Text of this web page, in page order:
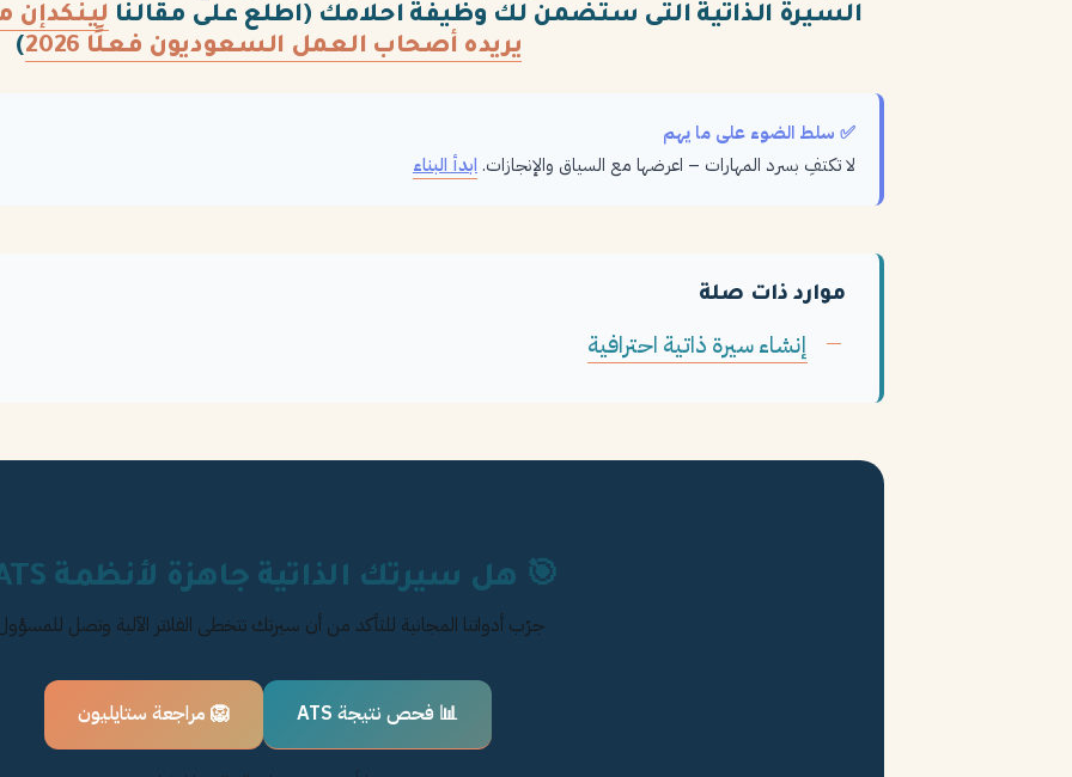
السيرة الذاتية التى ستضمن لك وظيفة احلامك (اطلع على مقالنا لينكدإن
يريده أصحاب العمل السعوديون فعلًا 2026
)
✅ سلط الضوء على ما يهم
لا تكتفِ بسرد المهارات – اعرضها مع السياق والإنجازات. ابدأ البناء
موارد ذات صلة
إنشاء سيرة ذاتية احترافية
🎯 هل سيرتك الذاتية جاهزة لأنظمة ATS؟
جرّب أدواتنا المجانية للتأكد من أن سيرتك تتخطى الفلاتر الآلية وتصل
📊 فحص نتيجة ATS 🦁 مراجعة ستايليون